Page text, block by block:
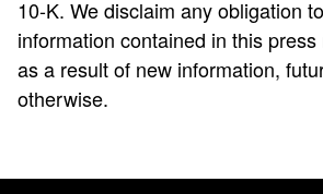
10-K. We disclaim any obligation
information contained in this
as a result of new information,
otherwise.